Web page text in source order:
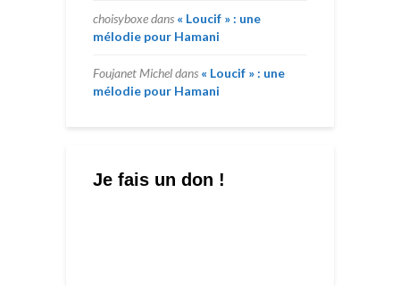
choisyboxedans « Loucif » : une
mélodie pour Hamani
Foujanet Micheldans « Loucif » : une
mélodie pour Hamani
Je fais un don !